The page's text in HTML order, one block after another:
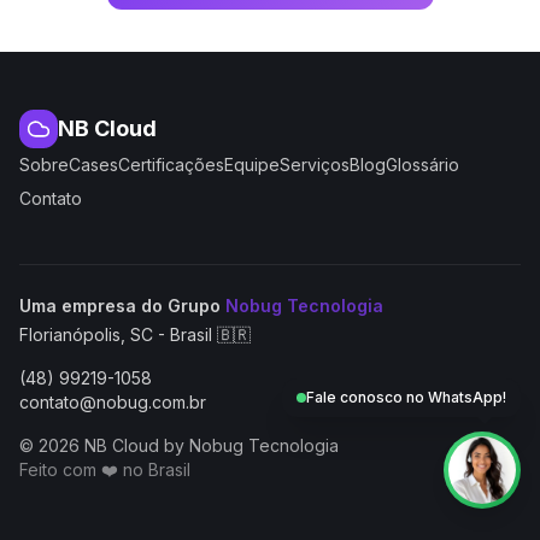
NB Cloud
SobreCasesCertificaçõesEquipeServiçosBlogGlossário
Contato
Uma empresa do Grupo Nobug Tecnologia
Florianópolis, SC - Brasil 🇧🇷
(48) 99219-1058
contato@nobug.com.br
© 2026 NB Cloud by Nobug Tecnologia
Feito com ❤️ no Brasil
NB Cloud by Nobug Tecnologia — Cloud computing,
Fale conosco no WhatsApp!